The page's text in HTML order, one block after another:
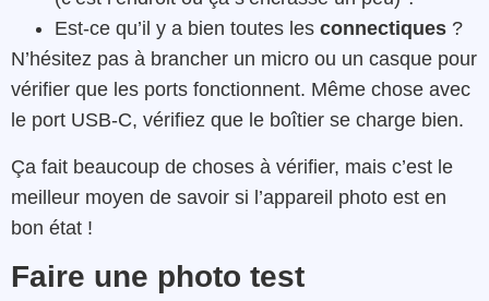
Est-ce qu’il y a bien toutes les connectiques ?
N’hésitez pas à brancher un micro ou un casque pour
vérifier que les ports fonctionnent. Même chose avec
le port USB-C, vérifiez que le boîtier se charge bien.
Ça fait beaucoup de choses à vérifier, mais c’est le
meilleur moyen de savoir si l’appareil photo est en
bon état !
Faire une photo test